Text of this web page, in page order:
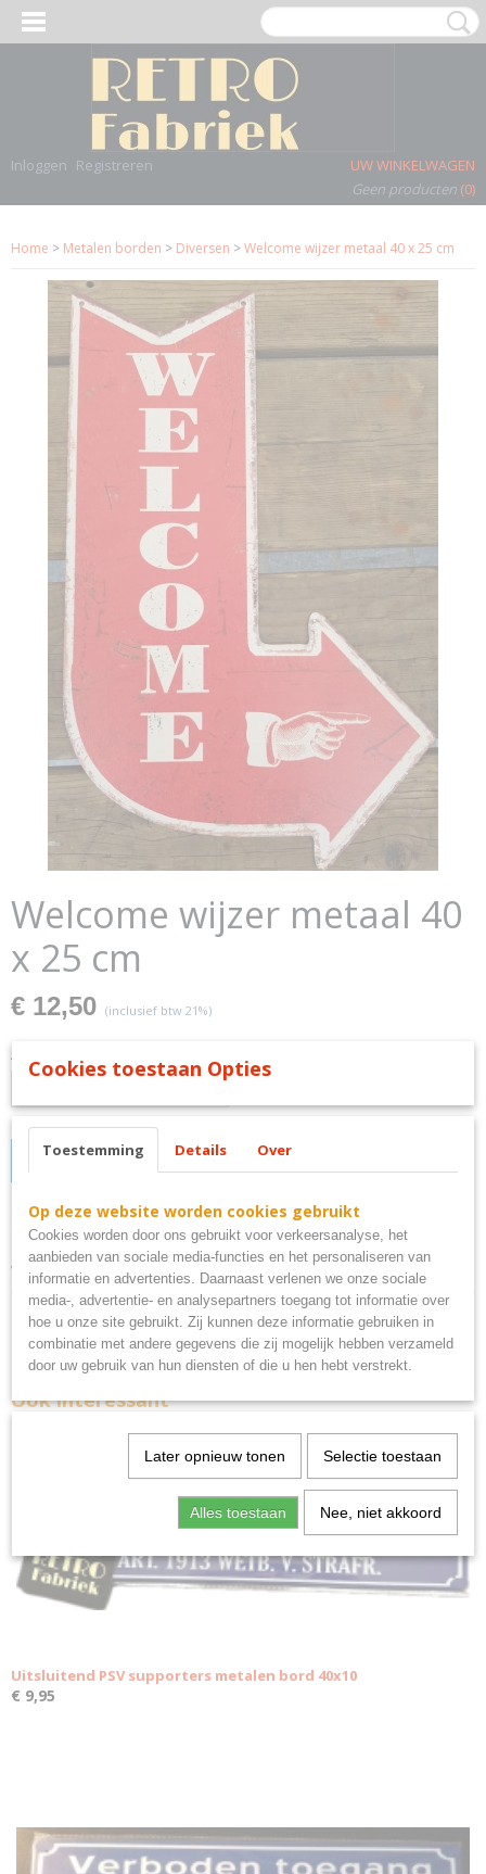
Inloggen Registreren
UW WINKELWAGEN
Geen producten (0)
Home > Metalen borden > Diversen >Welcome wijzer metaal 40 x 25 cm
Welcome wijzer metaal 40
x 25 cm
€ 12,50 (inclusief btw 21%)
Aantal
IN WINKELWAGEN
Omschrijving
welcome wijzer metaal
Ook interessant
Uitsluitend PSV supporters metalen bord 40x10
€ 9,95
Cookies toestaan Opties
Toestemming Details Over
Op deze website worden cookies gebruikt
Cookies worden door ons gebruikt voor verkeersanalyse, het
aanbieden van sociale media-functies en het personaliseren van
informatie en advertenties. Daarnaast verlenen we onze sociale
media-, advertentie- en analysepartners toegang tot informatie over
hoe u onze site gebruikt. Zij kunnen deze informatie gebruiken in
combinatie met andere gegevens die zij mogelijk hebben verzameld
door uw gebruik van hun diensten of die u hen hebt verstrekt.
Later opnieuw tonen Selectie toestaan
Alles toestaan Nee, niet akkoord